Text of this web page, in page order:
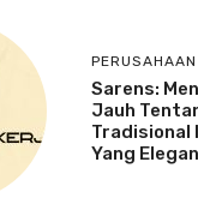
PERUSAHAAN
Sarens:
Jauh
Tradisional
Yang Elegan